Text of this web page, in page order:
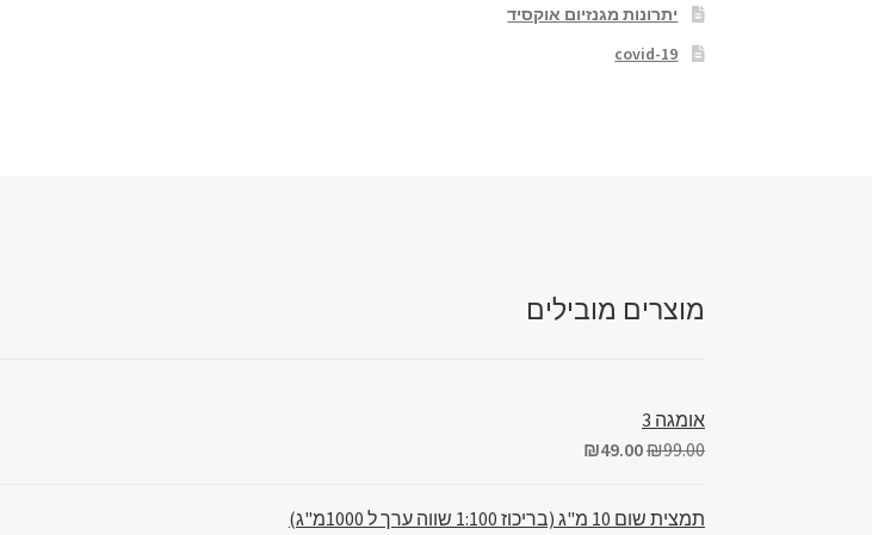
יתרונות מגנזיום אוקסיד
covid-19
מוצרים מובילים
אומגה 3
₪99.00
₪49.00
תמצית שום 10 מ"ג (בריכוז 1:100 שווה ערך ל 1000מ"ג)